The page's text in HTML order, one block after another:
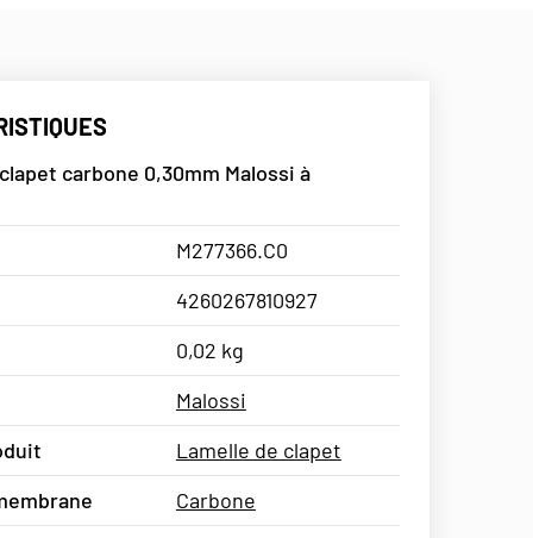
carbone 0,30mm Malossi à
M277366.C0
4260267810927
0,02 kg
Malossi
Lamelle de clapet
Carbone